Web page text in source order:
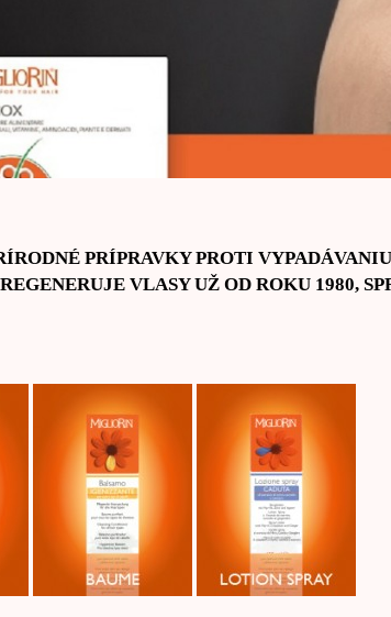
PRÍPRAVKY PROTI
VLASY UŽ OD ROKU 1980,